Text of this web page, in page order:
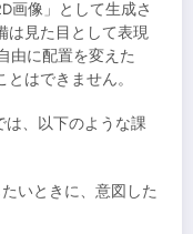
画像」として生成さ
は見た目として表現
由に配置を変えた
はできません。
は、以下のような課
いときに、意図した